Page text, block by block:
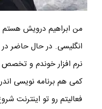
من ابراهیم درویش هستم
انگلیسی. در حال حاضر در
نرم افزار خوندم و تخصص
فعالیتم رو تو اینترنت